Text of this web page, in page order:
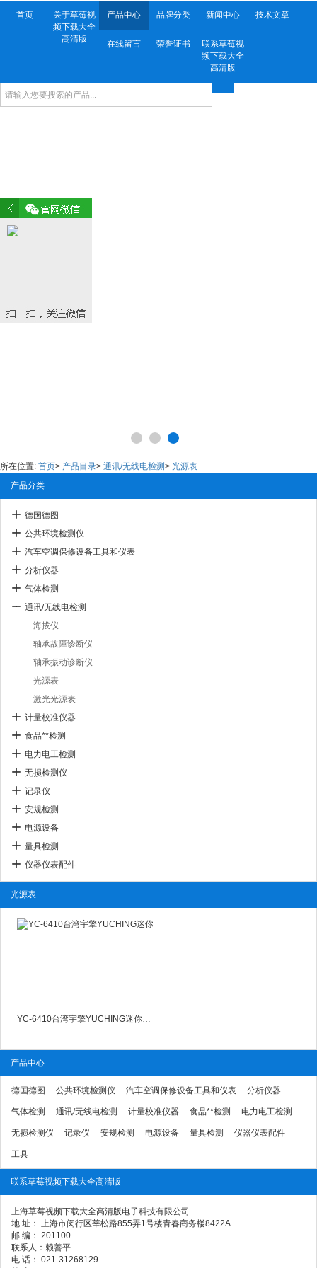
首页
关于草莓视
频下载大全
高清版
产品中心 品牌分类 新闻中心 技术文章
在线留言 荣誉证书
联系草莓视
频下载大全
高清版
所在位置: 首页> 产品目录> 通讯/无线电检测> 光源表
产品分类
德国德图
公共环境检测仪
汽车空调保修设备工具和仪表
分析仪器
气体检测
通讯/无线电检测
海拔仪
轴承故障诊断仪
轴承振动诊断仪
光源表
激光光源表
计量校准仪器
食品**检测
电力电工检测
无损检测仪
记录仪
安规检测
电源设备
量具检测
仪器仪表配件
光源表
YC-6410台湾宇擎YUCHING迷你LED光源表YC6410
产品中心
德国德图 公共环境检测仪 汽车空调保修设备工具和仪表 分析仪器
气体检测 通讯/无线电检测 计量校准仪器 食品**检测 电力电工检测
无损检测仪 记录仪 安规检测 电源设备 量具检测 仪器仪表配件
工具
联系草莓视频下载大全高清版
上海草莓视频下载大全高清版电子科技有限公司
地 址： 上海市闵行区莘松路855弄1号楼青春商务楼8422A
邮 编： 201100
联系人：赖善平
电 话： 021-31268129